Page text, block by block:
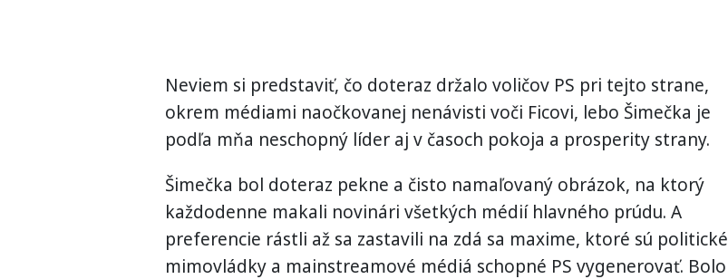
Neviem si predstaviť, čo doteraz držalo voličov PS pri tejto strane,
okrem médiami naočkovanej nenávisti voči Ficovi, lebo Šimečka je
podľa mňa neschopný líder aj v časoch pokoja a prosperity strany.
Šimečka bol doteraz pekne a čisto namaľovaný obrázok, na ktorý
každodenne makali novinári všetkých médií hlavného prúdu. A
preferencie rástli až sa zastavili na zdá sa maxime, ktoré sú politické
mimovládky a mainstreamové médiá schopné PS vygenerovať. Bolo